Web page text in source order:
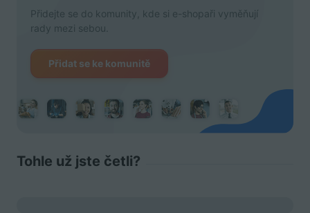
Přidejte se do komunity, kde si e-shopaři vyměňují
rady mezi sebou.
Přidat se ke komunitě
Tohle už jste četli?